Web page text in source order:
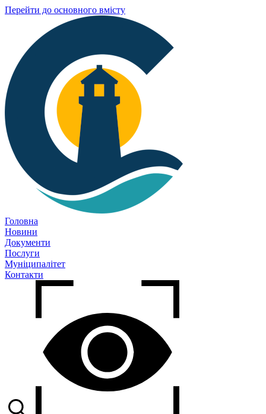
Перейти до основного вмісту
Головна
Новини
Документи
Послуги
Муніципалітет
Контакти